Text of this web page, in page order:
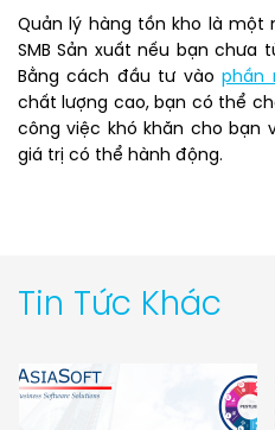
Quản lý hàng tồn kho là một
SMB Sản xuất nếu bạn chưa
Bằng cách đầu tư vàophần
chất lượng cao, bạn có thể
công việc khó khăn cho bạn
giá trị có thể hành động.
Tin Tức Khác